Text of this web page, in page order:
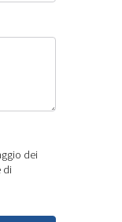
dei
di